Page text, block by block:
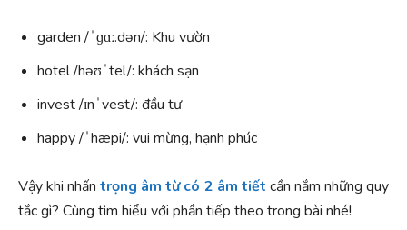
garden /ˈɡɑː.dən/: Khu vườn
hotel /həʊˈtel/: khách sạn
invest /ɪnˈvest/: đầu tư
happy /ˈhæpi/: vui mừng, hạnh phúc
Vậy khi nhấntrọng âm từ có 2 âm tiết cần nắm những quy
tắc gì? Cùng tìm hiểu với phần tiếp theo trong bài nhé!